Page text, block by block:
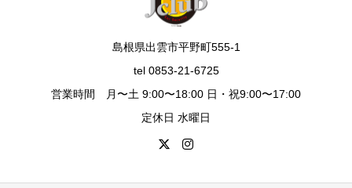
島根県出雲市平野町555-1
tel 0853-21-6725
営業時間 月〜土 9:00〜18:00 日・祝9:00〜17:00
定休日 水曜日